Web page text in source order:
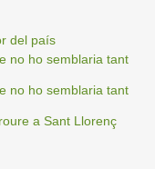
del país
no ho semblaria tant
no ho semblaria tant
a Sant Llorenç